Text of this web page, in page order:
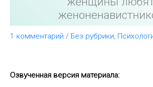
1 комментарий / Без рубрики,
Озвученная версия материала: